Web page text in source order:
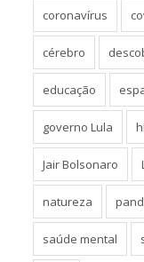
coronavírus
cérebro
educação
governo Lula
Jair Bolsonaro
natureza
saúde mental